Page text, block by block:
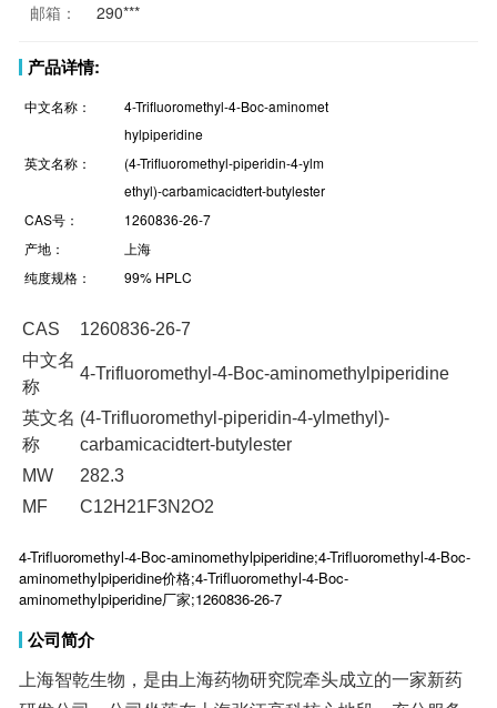
邮箱：
290***
产品详情:
中文名称：
4-Trifluoromethyl-4-Boc-aminomet
hylpiperidine
英文名称：
(4-Trifluoromethyl-piperidin-4-ylm
ethyl)-carbamicacidtert-butylester
CAS号：
1260836-26-7
产地：
上海
纯度规格：
99% HPLC
CAS
1260836-26-7
中文名
称
4-Trifluoromethyl-4-Boc-aminomethylpiperidine
英文名
称
(4-Trifluoromethyl-piperidin-4-ylmethyl)-
carbamicacidtert-butylester
MW
282.3
MF
C12H21F3N2O2
4-Trifluoromethyl-4-Boc-aminomethylpiperidine;4-Trifluoromethyl-4-Boc-
aminomethylpiperidine价格;4-Trifluoromethyl-4-Boc-
aminomethylpiperidine厂家;1260836-26-7
公司简介
上海智乾生物，是由上海药物研究院牵头成立的一家新药
研发公司。公司坐落在上海张江高科核心地段，充分服务
园区内的众多研究机构。提供世界一流的小分子抑制剂，
新药研发中间体，定制合成。公司目前已与500多位国际客
户建立了直接或间接的合作关系，其中包括全球前十名的
生物医药公司、国际知名的研究所和大学；同时本公司开